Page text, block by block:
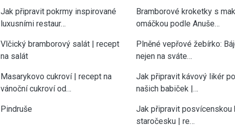
Jak připravit pokrmy inspirované
luxusními restaur…
Vlčický bramborový salát | recept
na salát
Masarykovo cukroví | recept na
vánoční cukroví od…
Pindruše
Bramborové kroketky s
omáčkou podle Anuše…
Plněné vepřové žebírko:
nejen na sváte…
Jak připravit kávový likér
našich babiček |…
Jak připravit posvícenskou
staročesku | re…